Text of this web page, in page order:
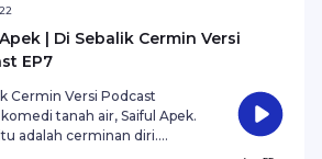
| Di Sebalik Cermin Versi
EP7
Cermin Versi Podcast
tanah air, Saiful Apek.
adalah cerminan diri.